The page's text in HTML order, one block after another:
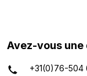
Avez-vous une
+31(0)76-504